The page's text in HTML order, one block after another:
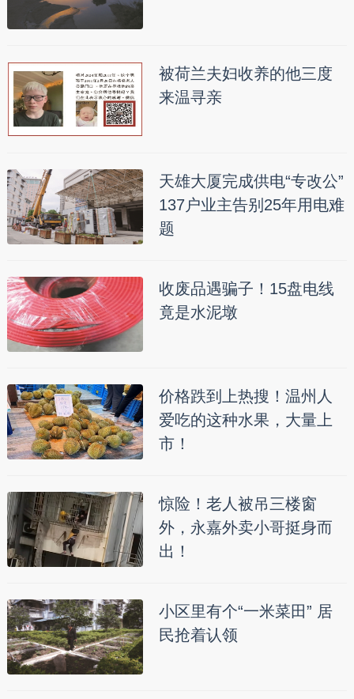
被荷兰夫妇收养的他三度
来温寻亲
天雄大厦完成供电“专改公”
137户业主告别25年用电难
题
收废品遇骗子！15盘电线
竟是水泥墩
价格跌到上热搜！温州人
爱吃的这种水果，大量上
市！
惊险！老人被吊三楼窗
外，永嘉外卖小哥挺身而
出！
小区里有个“一米菜田” 居
民抢着认领